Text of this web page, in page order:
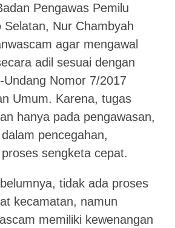
Pengawas Pemilu
Selatan, Nur Chambyah
agar mengawal
adil sesuai dengan
Undang Nomor 7/2017
Umum. Karena, tugas
hanya pada pengawasan,
pencegahan,
sengketa cepat.
tidak ada proses
kecamatan, namun
memiliki kewenangan